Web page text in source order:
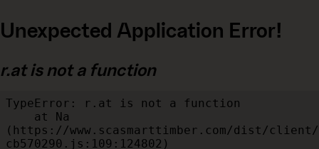
Unexpected Application Error!
r.at is not a function
TypeError: r.at is not a function
(https://www.scasmarttimber.com/dist/
cb570290.js:109:124802)